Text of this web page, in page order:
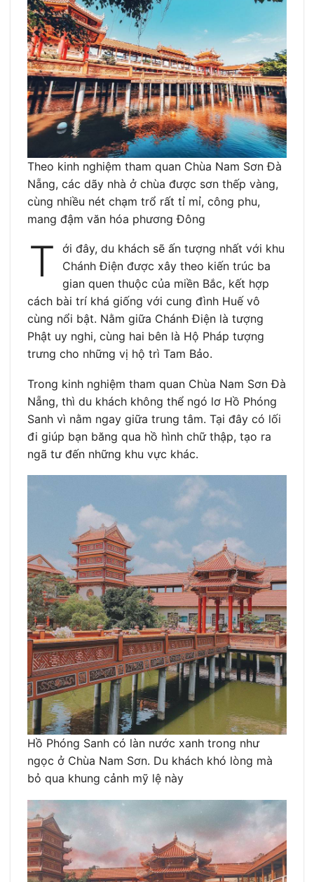
Theo kinh nghiệm tham quan Chùa Nam Sơn Đà
Nẵng, các dãy nhà ở chùa được sơn thếp vàng,
cùng nhiều nét chạm trổ rất tỉ mỉ, công phu,
mang đậm văn hóa phương Đông
T
ới đây, du khách sẽ ấn tượng nhất với khu
Chánh Điện được xây theo kiến trúc ba
gian quen thuộc của miền Bắc, kết hợp
cách bài trí khá giống với cung đình Huế vô
cùng nổi bật. Nằm giữa Chánh Điện là tượng
Phật uy nghi, cùng hai bên là Hộ Pháp tượng
trưng cho những vị hộ trì Tam Bảo.
Trong kinh nghiệm tham quan Chùa Nam Sơn Đà
Nẵng, thì du khách không thể ngó lơ Hồ Phóng
Sanh vì nằm ngay giữa trung tâm. Tại đây có lối
đi giúp bạn băng qua hồ hình chữ thập, tạo ra
ngã tư đến những khu vực khác.
Hồ Phóng Sanh có làn nước xanh trong như
ngọc ở Chùa Nam Sơn. Du khách khó lòng mà
bỏ qua khung cảnh mỹ lệ này